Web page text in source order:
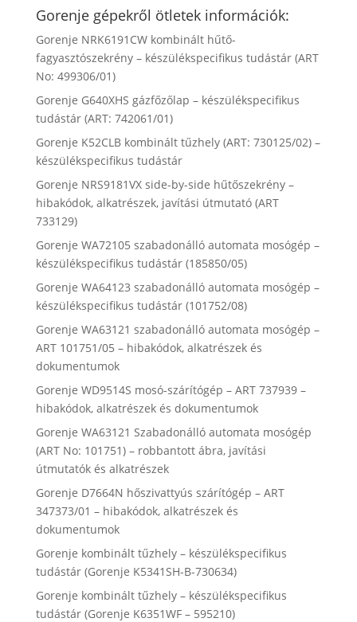
Gorenje gépekről ötletek információk:
Gorenje NRK6191CW kombinált hűtő-
fagyasztószekrény – készülékspecifikus tudástár (ART
No: 499306/01)
Gorenje G640XHS gázfőzőlap – készülékspecifikus
tudástár (ART: 742061/01)
Gorenje K52CLB kombinált tűzhely (ART: 730125/02) –
készülékspecifikus tudástár
Gorenje NRS9181VX side-by-side hűtőszekrény –
hibakódok, alkatrészek, javítási útmutató (ART
733129)
Gorenje WA72105 szabadonálló automata mosógép –
készülékspecifikus tudástár (185850/05)
Gorenje WA64123 szabadonálló automata mosógép –
készülékspecifikus tudástár (101752/08)
Gorenje WA63121 szabadonálló automata mosógép –
ART 101751/05 – hibakódok, alkatrészek és
dokumentumok
Gorenje WD9514S mosó-szárítógép – ART 737939 –
hibakódok, alkatrészek és dokumentumok
Gorenje WA63121 Szabadonálló automata mosógép
(ART No: 101751) – robbantott ábra, javítási
útmutatók és alkatrészek
Gorenje D7664N hőszivattyús szárítógép – ART
347373/01 – hibakódok, alkatrészek és
dokumentumok
Gorenje kombinált tűzhely – készülékspecifikus
tudástár (Gorenje K5341SH-B-730634)
Gorenje kombinált tűzhely – készülékspecifikus
tudástár (Gorenje K6351WF – 595210)